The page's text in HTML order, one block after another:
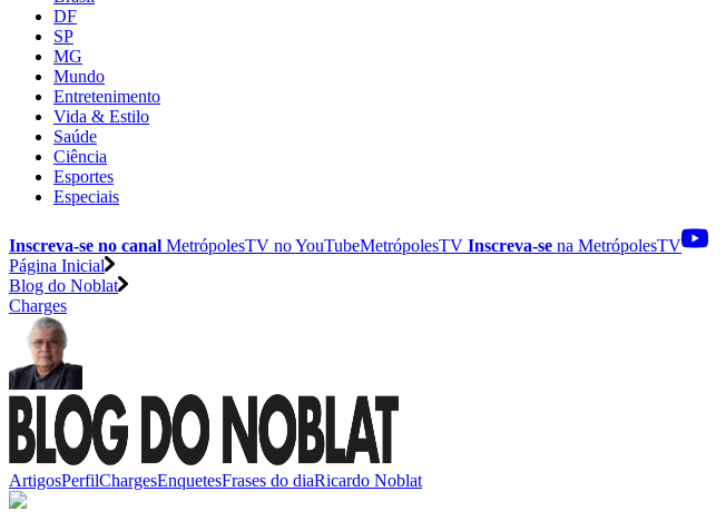
DF
SP
MG
Mundo
Entretenimento
Vida & Estilo
Saúde
Ciência
Esportes
Especiais
Inscreva-se no canal MetrópolesTV noYouTubeMetrópolesTV Inscreva-se na MetrópolesTV
Página Inicial
Blog do Noblat
Charges
ArtigosPerfilChargesEnquetesFrases do diaRicardo Noblat